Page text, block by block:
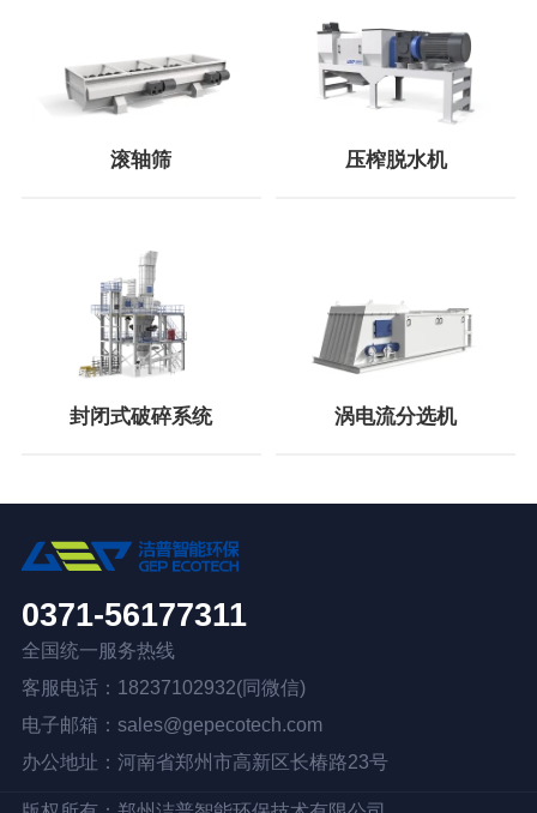
滚轴筛 压榨脱水机
封闭式破碎系统 涡电流分选机
0371-56177311
全国统一服务热线
客服电话：18237102932(同微信)
电子邮箱：sales@gepecotech.com
办公地址：河南省郑州市高新区长椿路23号